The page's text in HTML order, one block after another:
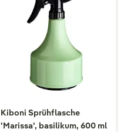
Kiboni Sprühflasche
'Marissa', basilikum, 600 ml